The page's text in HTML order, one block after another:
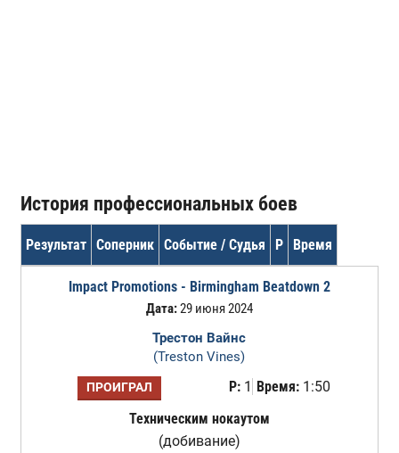
История профессиональных боев
Результат Соперник Событие / Судья Р Время
Impact Promotions - Birmingham Beatdown 2
Дата:29 июня 2024
Трестон Вайнс
(Treston Vines)
ПРОИГРАЛ Р:1 Время:1:50
Техническим нокаутом
(добивание)